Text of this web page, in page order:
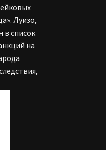
Луизо,
в список
на